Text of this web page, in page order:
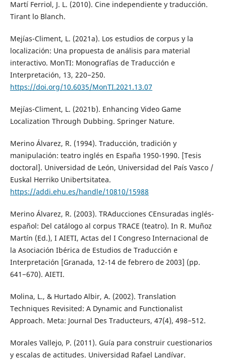
Martí Ferriol, J. L. (2010). Cine independiente y traducción.
Tirant lo Blanch.
Mejías-Climent, L. (2021a). Los estudios de corpus y la
localización: Una propuesta de análisis para material
interactivo. MonTI: Monografías de Traducción e
Interpretación, 13, 220−250.
https://doi.org/10.6035/MonTI.2021.13.07
Mejías-Climent, L. (2021b). Enhancing Video Game
Localization Through Dubbing. Springer Nature.
Merino Álvarez, R. (1994). Traducción, tradición y
manipulación: teatro inglés en España 1950-1990. [Tesis
doctoral]. Universidad de León, Universidad del País Vasco /
Euskal Herriko Unibertsitatea.
https://addi.ehu.es/handle/10810/15988
Merino Álvarez, R. (2003). TRAducciones CEnsuradas inglés-
español: Del catálogo al corpus TRACE (teatro). In R. Muñoz
Martín (Ed.), I AIETI, Actas del I Congreso Internacional de
la Asociación Ibérica de Estudios de Traducción e
Interpretación [Granada, 12-14 de febrero de 2003] (pp.
641−670). AIETI.
Molina, L., & Hurtado Albir, A. (2002). Translation
Techniques Revisited: A Dynamic and Functionalist
Approach. Meta: Journal Des Traducteurs, 47(4), 498−512.
Morales Vallejo, P. (2011). Guía para construir cuestionarios
y escalas de actitudes. Universidad Rafael Landívar.